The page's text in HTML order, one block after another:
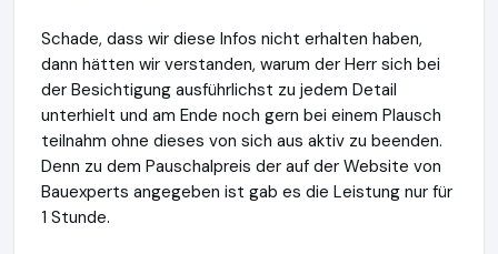
Schade, dass wir diese Infos nicht erhalten haben,
dann hätten wir verstanden, warum der Herr sich bei
der Besichtigung ausführlichst zu jedem Detail
unterhielt und am Ende noch gern bei einem Plausch
teilnahm ohne dieses von sich aus aktiv zu beenden.
Denn zu dem Pauschalpreis der auf der Website von
Bauexperts angegeben ist gab es die Leistung nur für
1 Stunde.